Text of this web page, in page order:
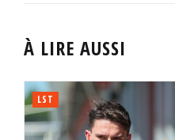
À LIRE AUSSI
LST